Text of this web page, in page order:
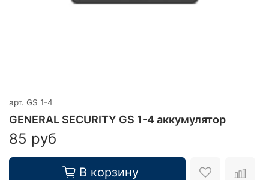
арт. GS 1-4
GENERAL SECURITY GS 1-4 аккумулятор
85 руб
В корзину